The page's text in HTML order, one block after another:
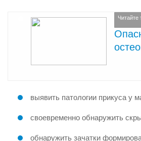
Читайте
выявить патологии прикуса у
своевременно обнаружить
обнаружить зачатки